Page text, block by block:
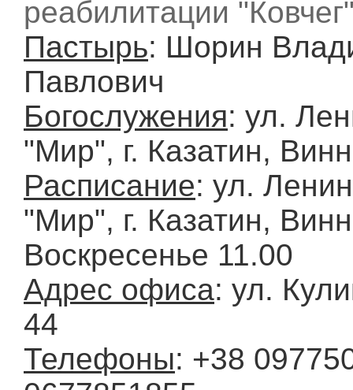
реабилитации
Пастырь: Шорин
Павлович
Богослужения: ул.
"Мир", г. Казатин,
Расписание: ул.
"Мир", г. Казатин,
Воскресенье 11.00
Адрес офиса: ул.
44
Телефоны: +38